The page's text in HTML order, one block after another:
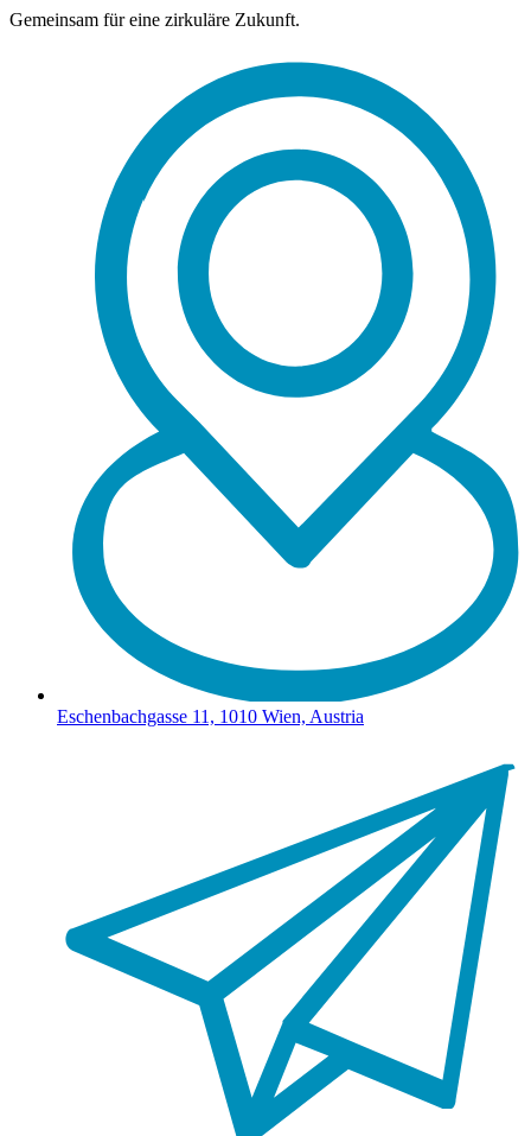
Gemeinsam für eine zirkuläre Zukunft.
Eschenbachgasse 11, 1010 Wien, Austria